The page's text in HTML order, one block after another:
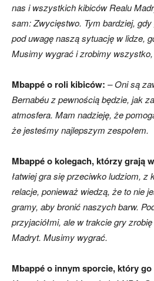
nas i wszystkich kibiców Realu
sam: Zwycięstwo. Tym bardziej,
pod uwagę naszą sytuację w lidze,
Musimy wygrać i zrobimy
Mbappé o roli kibiców: – Oni są
Bernabéu z pewnością będzie, jak
atmosfera. Mam nadzieję, że
że jesteśmy najlepszym zespołem.
Mbappé o kolegach, którzy grają
łatwiej gra się przeciwko ludziom, z
relacje, ponieważ wiedzą, że to nie
gramy, aby bronić naszych barw.
przyjaciółmi, ale w trakcie gry
Madryt. Musimy wygrać.
Mbappé o innym sporcie, który